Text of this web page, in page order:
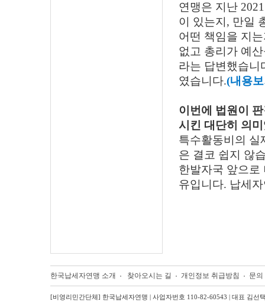
연맹은 지난
이 있는지, 만일
어떤 책임을 지
없고 총리가 예
라는 답변했습니
였습니다.(내용
이번에 법원이
시킨 대단히 의
특수활동비의 실
은 결코 쉽지 않
한발자국 앞으로
유입니다. 납세
한국납세자연맹 소개 찾아오시는 길 개인정보 취급방침 문
[비영리민간단체] 한국납세자연맹 | 사업자번호 110-82-60543 | 대표 김선